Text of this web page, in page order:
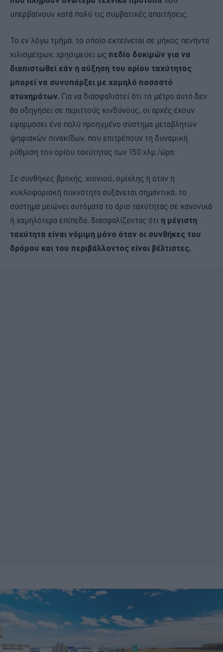
υπερβαίνουν κατά πολύ τις συμβατικές απαιτήσεις.
Το εν λόγω τμήμα, το οποίο εκτείνεται σε μήκος πενήντα
χιλιομέτρων, χρησιμεύει ως πεδίο δοκιμών για να
διαπιστωθεί εάν η αύξηση του ορίου ταχύτητας
μπορεί να συνυπάρξει με χαμηλό ποσοστό
ατυχημάτων. Για να διασφαλιστεί ότι το μέτρο αυτό δεν
θα οδηγήσει σε περιττούς κινδύνους, οι αρχές έχουν
εφαρμόσει ένα πολύ προηγμένο σύστημα μεταβλητών
ψηφιακών πινακίδων, που επιτρέπουν τη δυναμική
ρύθμιση του ορίου ταχύτητας των 150 χλμ./ώρα.
Σε συνθήκες βροχής, χιονιού, ομίχλης ή όταν η
κυκλοφοριακή πυκνότητα αυξάνεται σημαντικά, το
σύστημα μειώνει αυτόματα το όριο ταχύτητας σε κανονικά
ή χαμηλότερα επίπεδα, διασφαλίζοντας ότι η μέγιστη
ταχύτητα είναι νόμιμη μόνο όταν οι συνθήκες του
δρόμου και του περιβάλλοντος είναι βέλτιστες.